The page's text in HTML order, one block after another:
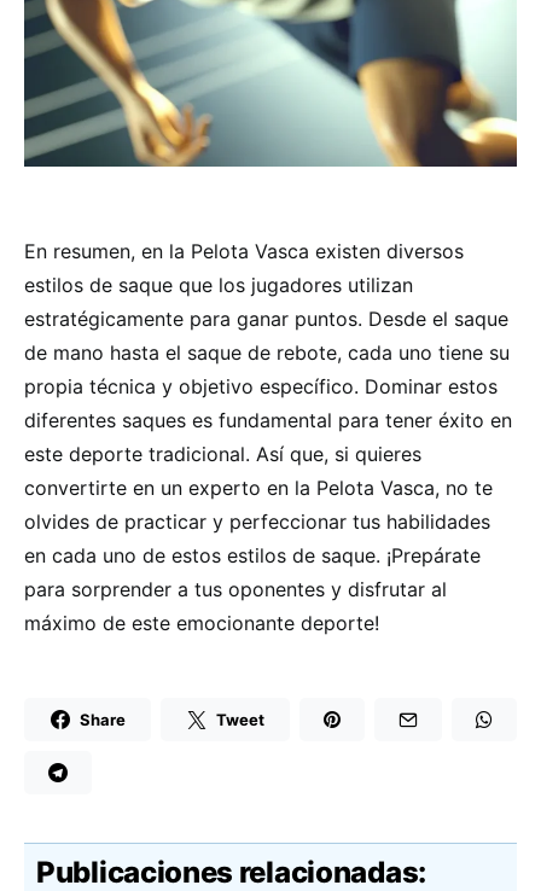
En resumen, en la Pelota Vasca existen diversos
estilos de saque que los jugadores utilizan
estratégicamente para ganar puntos. Desde el saque
de mano hasta el saque de rebote, cada uno tiene su
propia técnica y objetivo específico. Dominar estos
diferentes saques es fundamental para tener éxito en
este deporte tradicional. Así que, si quieres
convertirte en un experto en la Pelota Vasca, no te
olvides de practicar y perfeccionar tus habilidades
en cada uno de estos estilos de saque. ¡Prepárate
para sorprender a tus oponentes y disfrutar al
máximo de este emocionante deporte!
Share Tweet
Publicaciones relacionadas: